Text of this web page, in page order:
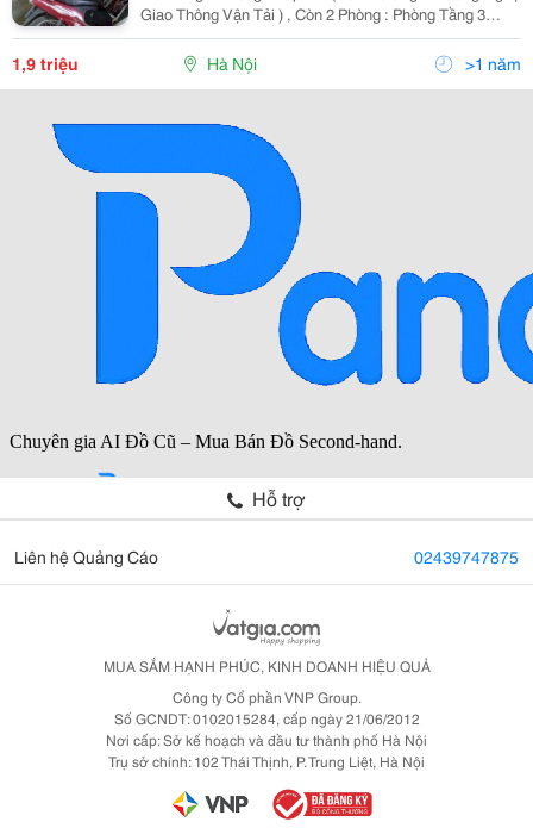
Giao Thông Vận Tải ) , Còn 2 Phòng : Phòng Tầng 3
Rộng 20M2 Khép Kín + Gác Sép Để Đồ Và Phòng Tầng
2 Rộng 20M2 Khép Kín + Gác Sép Để Đồ . Phòng Có
1,9 triệu Hà Nội >1 năm
Hỗ trợ
Liên hệ Quảng Cáo 02439747875
MUA SẮM HẠNH PHÚC, KINH DOANH HIỆU QUẢ
Công ty Cổ phần VNP Group.
Số GCNDT: 0102015284, cấp ngày 21/06/2012
Nơi cấp: Sở kế hoạch và đầu tư thành phố Hà Nội
Trụ sở chính: 102 Thái Thịnh, P. Trung Liệt, Hà Nội